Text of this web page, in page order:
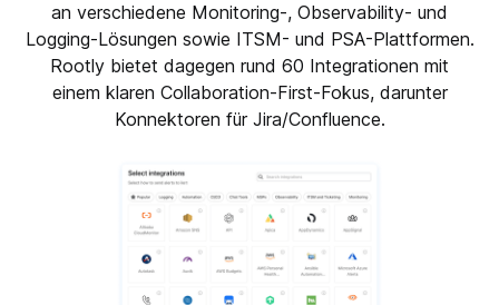
an verschiedene Monitoring-, Observability- und
Logging-Lösungen sowie ITSM- und PSA-Plattformen.
Rootly bietet dagegen rund 60 Integrationen mit
einem klaren Collaboration-First-Fokus, darunter
Konnektoren für Jira/Confluence.